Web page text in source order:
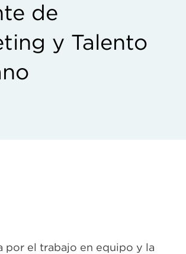
de
y Talento
por el trabajo en equipo y la